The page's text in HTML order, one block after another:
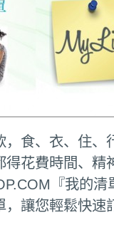
，食、衣、住、
得花費時間、精
『我的清
，讓您輕鬆快速